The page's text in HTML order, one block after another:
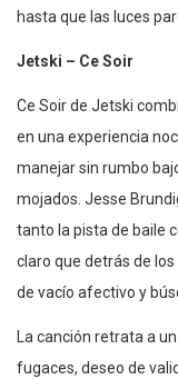
hasta que las luces
Jetski – Ce Soir
Ce Soir de Jetski
en una experiencia
manejar sin rumbo
mojados. Jesse
tanto la pista de baile
claro que detrás de
de vacío afectivo y
La canción retrata a
fugaces, deseo de